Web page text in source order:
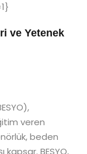
ve Yetenek
veren
beden